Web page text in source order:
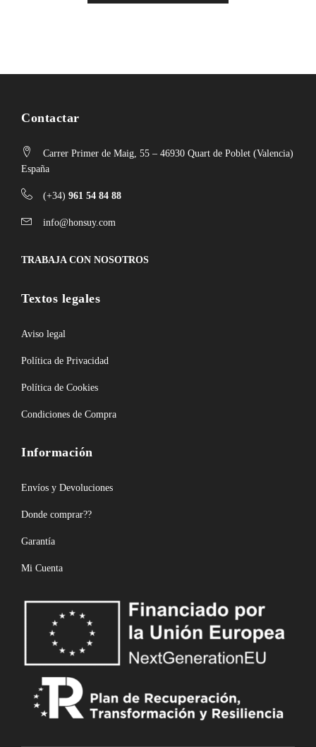
Contactar
Carrer Primer de Maig, 55 – 46930 Quart de Poblet (Valencia)
España
(+34) 961 54 84 88
info@honsuy.com
TRABAJA CON NOSOTROS
Textos legales
Aviso legal
Política de Privacidad
Política de Cookies
Condiciones de Compra
Información
Envíos y Devoluciones
Donde comprar??
Garantía
Mi Cuenta